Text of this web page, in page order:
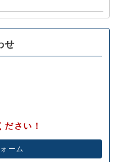
せ
さい！
ーム